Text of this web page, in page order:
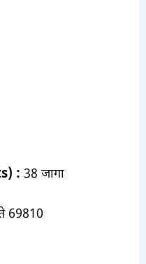
: 38 जागा
69810